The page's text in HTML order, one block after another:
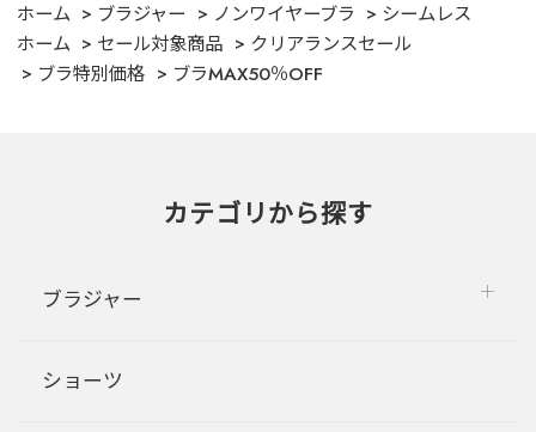
ホーム
ブラジャー ノンワイヤーブラ
シームレス
ホーム
セール対象商品
クリアランスセール
ブラ特別価格
ブラMAX50％OFF
カテゴリから探す
ブラジャー
ショーツ